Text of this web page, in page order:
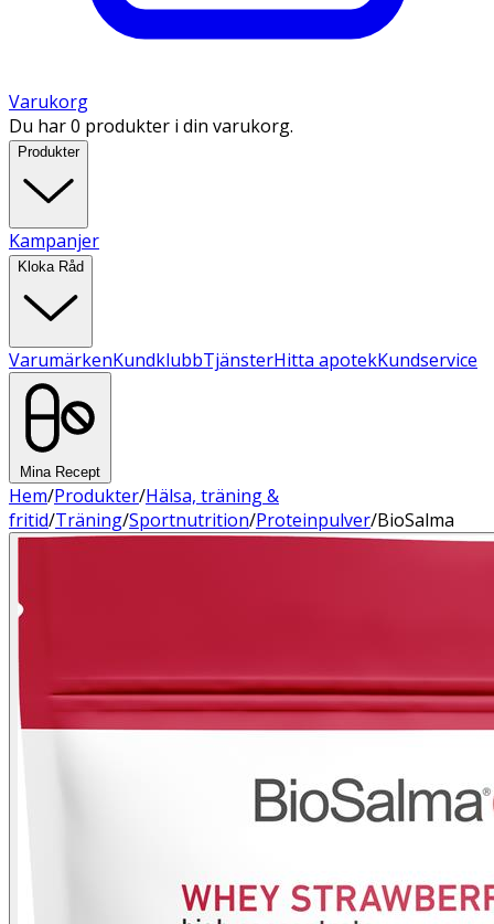
Varukorg
Du har 0 produkter i din varukorg.
Produkter
Kampanjer
Kloka Råd
VarumärkenKundklubbTjänsterHitta apotekKundservice
Mina Recept
Hem/Produkter/Hälsa, träning &
fritid/Träning/Sportnutrition/Proteinpulver/BioSalma